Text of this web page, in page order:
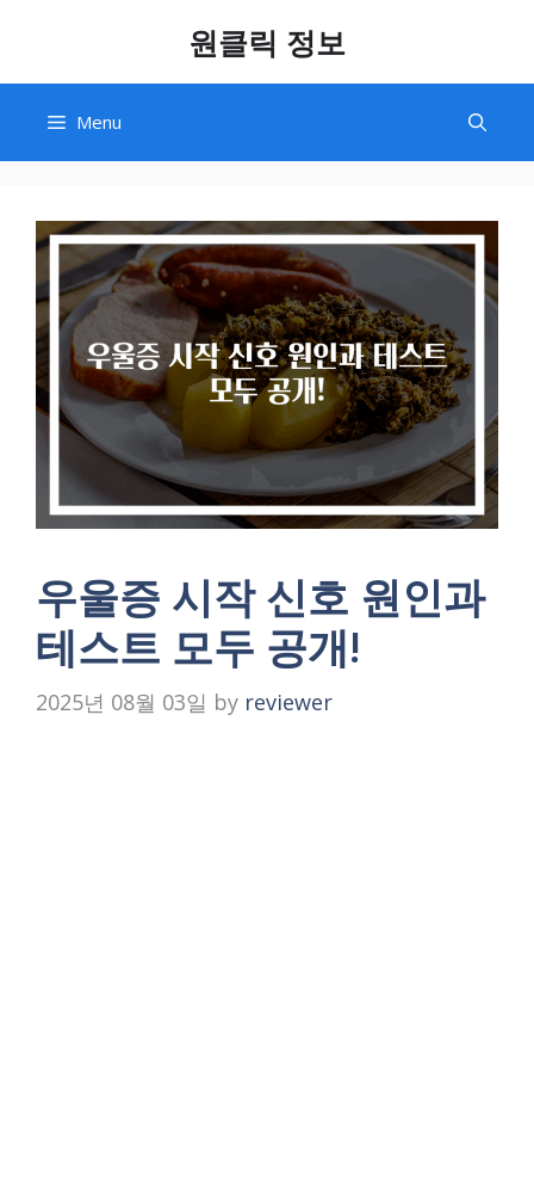
content
원클릭 정보
Menu
우울증 시작 신호 원인과
테스트 모두 공개!
2025년 08월 03일 by reviewer